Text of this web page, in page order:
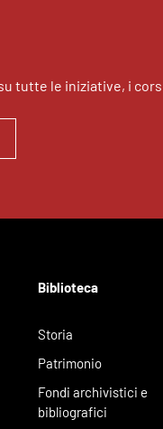
tutte le iniziative, i corsi
Biblioteca
Storia
Patrimonio
Fondi archivistici e
bibliografici